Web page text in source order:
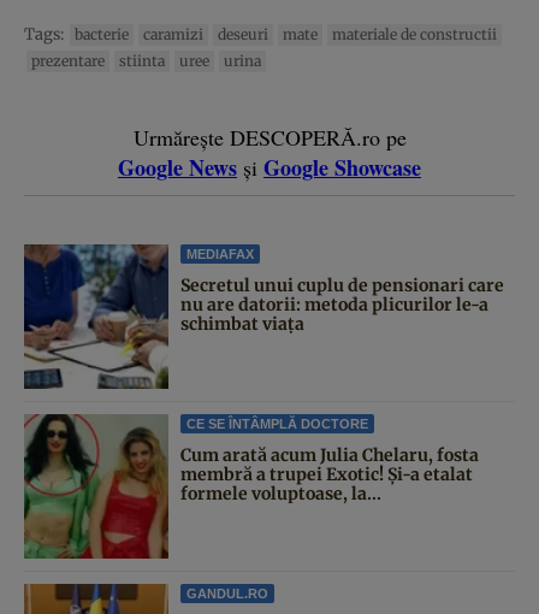
Tags: bacterie caramizi deseuri mate
materiale de constructii
prezentare
stiinta uree urina
Urmărește DESCOPERĂ.ro pe
Google News și Google Showcase
MEDIAFAX
Secretul unui cuplu de pensionari care
nu are datorii: metoda plicurilor le-a
schimbat viața
CE SE ÎNTÂMPLĂ DOCTORE
Cum arată acum Julia Chelaru, fosta
membră a trupei Exotic! Și-a etalat
formele voluptoase, la...
GANDUL.RO